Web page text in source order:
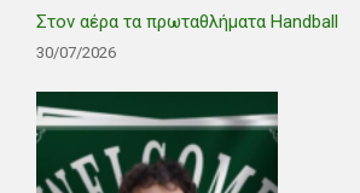
Στον αέρα τα πρωταθλήματα Handball
30/07/2026